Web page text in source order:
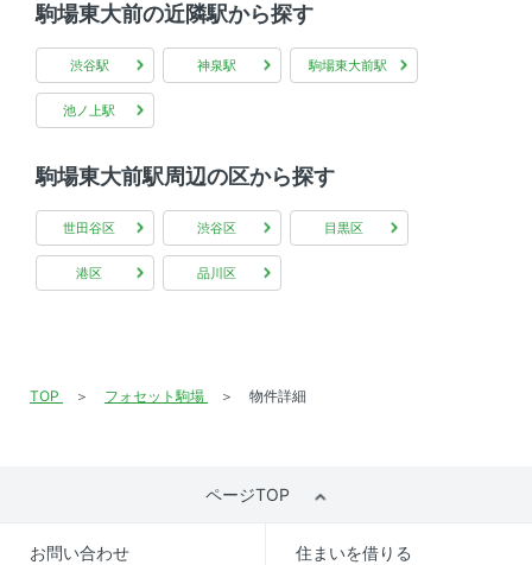
駒場東大前の近隣駅から探す
渋谷駅 神泉駅 駒場東大前駅
池ノ上駅
駒場東大前駅周辺の区から探す
世田谷区 渋谷区 目黒区
港区 品川区
TOP フォセット駒場 物件詳細
ページTOP
お問い合わせ 住まいを借りる